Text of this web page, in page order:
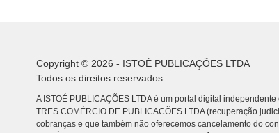
Copyright © 2026 - ISTOÉ PUBLICAÇÕES LTDA
Todos os direitos reservados.
A ISTOÉ PUBLICAÇÕES LTDA é um portal digital
TRES COMÉRCIO DE PUBLICACÕES LTDA (recuperação
cobranças e que também não oferecemos cancelamento do